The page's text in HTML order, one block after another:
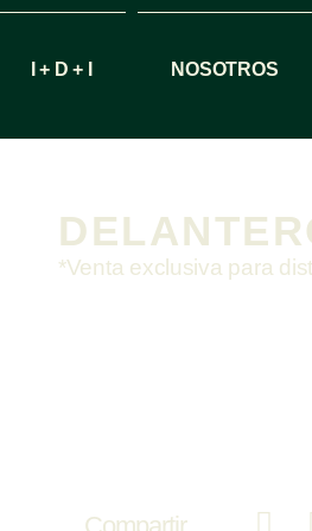
I + D + I NOSOTROS
*Venta exclusiva para
Compartir